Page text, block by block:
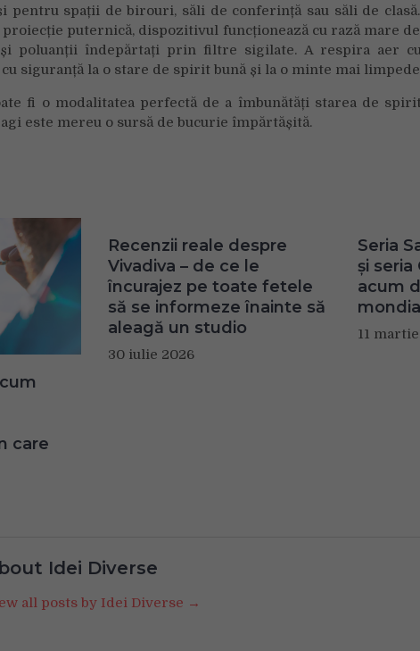
pentru spații de birouri, săli de conferință sau săli de
puternică, dispozitivul funcționează cu rază mare
poluanții îndepărtați prin filtre sigilate. A respira aer
siguranță la o stare de spirit bună și la o minte mai
fi o modalitatea perfectă de a îmbunătăți starea de
este mereu o sursă de bucurie împărtășită.
care
Recenzii reale despre
Vivadiva – de ce le
încurajez pe toate fetele
să se informeze înainte să
aleagă un studio
30 iulie 2026
Seria
și seria
acum
11
Idei Diverse
all posts by Idei Diverse →